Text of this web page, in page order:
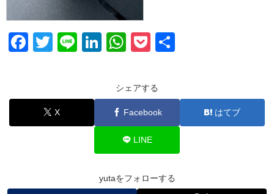
F
e
b
T
er
Li
Li
e
dI
W
at
s
A
p
p
P
ck
et
シェアする
X Facebook はてブ
LINE
yutaをフォローする